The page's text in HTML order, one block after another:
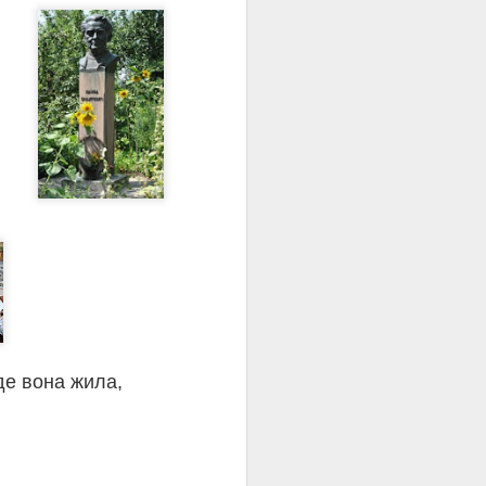
вона жила,
десятки кілометрів,
відвертими та
дружби було
фотографій.
із першого
чому більше не
Популярна
Ерікссон.
гросмейстерів,
модель навчання і